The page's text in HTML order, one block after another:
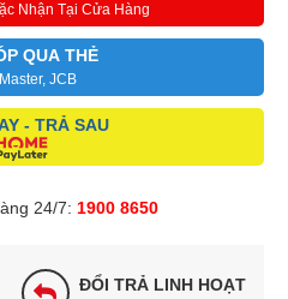
Nhận Tại Cửa Hàng
QUA THẺ
JCB
- TRẢ SAU
24/7: 1900 8650
ĐỔI TRẢ LINH HOẠT